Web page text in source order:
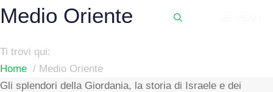
Vai
al
Medio Oriente
Ti trovi qui:
Home
Medio Oriente
Gli splendori della Giordania, la storia di Israele e dei